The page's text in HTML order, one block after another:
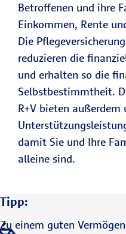
Betroffenen und ihre
Einkommen, Rente
Die
reduzieren die
und erhalten so die
Selbstbestimmtheit.
R+V bieten außerdem
damit Sie und Ihre
alleine sind.
Tipp:
Zu einem guten